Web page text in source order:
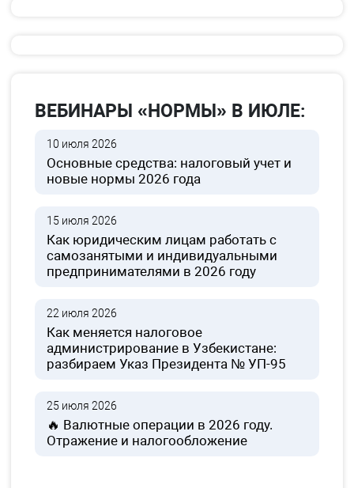
ВЕБИНАРЫ «НОРМЫ» В ИЮЛЕ:
10 июля 2026
Основные средства: налоговый учет и
новые нормы 2026 года
15 июля 2026
Как юридическим лицам работать с
самозанятыми и индивидуальными
предпринимателями в 2026 году
22 июля 2026
Как меняется налоговое
администрирование в Узбекистане:
разбираем Указ Президента № УП-95
25 июля 2026
🔥 Валютные операции в 2026 году.
Отражение и налогообложение